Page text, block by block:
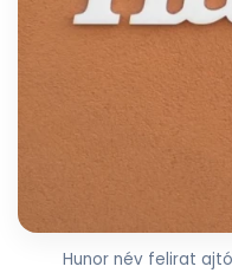
Hunor név felirat